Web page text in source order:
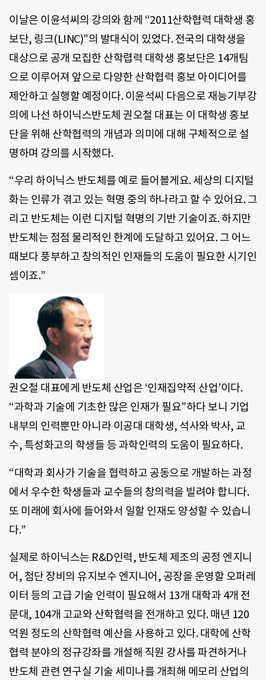
이날은 이윤석씨의 강의와 함께 “2011산학협력 대학생 홍
보단, 링크(LINC)”의 발대식이 있었다. 전국의 대학생을
대상으로 공개 모집한 산학렵력 대학생 홍보단은 14개팀
으로 이루어져 앞으로 다양한 산학협력 홍보 아이디어를
제안하고 실행할 예정이다. 이윤석씨 다음으로 재능기부강
의에 나선 하이닉스반도체 권오철 대표는 이 대학생 홍보
단을 위해 산학협력의 개념과 의미에 대해 구체적으로 설
명하며 강의를 시작했다.
“우리 하이닉스 반도체를 예로 들어볼게요. 세상의 디지털
화는 인류가 겪고 있는 혁명 중의 하나라고 할 수 있어요. 그
리고 반도체는 이런 디지털 혁명의 기반 기술이죠. 하지만
반도체는 점점 물리적인 한계에 도달하고 있어요. 그 어느
때보다 풍부하고 창의적인 인재들의 도움이 필요한 시기인
셈이죠.”
권오철 대표에게 반도체 산업은 ‘인재집약적 산업’이다.
“과학과 기술에 기초한 많은 인재가 필요”하다 보니 기업
내부의 인력뿐만 아니라 이공대 대학생, 석사와 박사, 교
수, 특성화고의 학생들 등 과학인력의 도움이 필요하다.
“대학과 회사가 기술을 협력하고 공동으로 개발하는 과정
에서 우수한 학생들과 교수들의 창의력을 빌려야 합니다.
또 미래에 회사에 들어와서 일할 인재도 양성할 수 있습니
다.”
실제로 하이닉스는 R&D인력, 반도체 제조의 공정 엔지니
어, 첨단 장비의 유지보수 엔지니어, 공장을 운영할 오퍼레
이터 등의 고급 기술 인력이 필요해서 13개 대학과 4개 전
문대, 104개 고교와 산학협력을 전개하고 있다. 매년 120
억원 정도의 산학협력 예산을 사용하고 있다. 대학에 산학
협력 분야의 정규강좌를 개설해 직원 강사를 파견하거나
반도체 관련 연구실 기술 세미나를 개최해 메모리 산업의